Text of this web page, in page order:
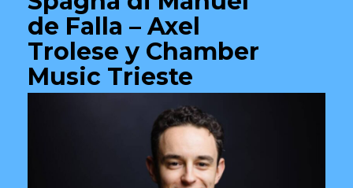
de Falla – Axel
Trolese y Chamber
Music Trieste